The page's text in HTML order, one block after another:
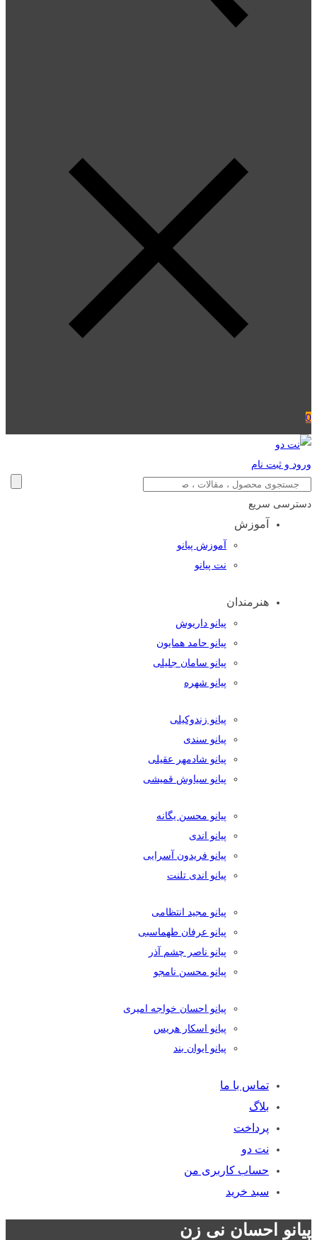
0
ورود و ثبت نام
دسترسی سریع
آموزش
آموزش پیانو
نت پیانو
هنرمندان
پیانو داریوش
پیانو حامد همایون
پیانو سامان جلیلی
پیانو شهره
پیانو زندوکیلی
پیانو سندی
پیانو شادمهر عقیلی
پیانو سیاوش قمیشی
پیانو محسن یگانه
پیانو اندی
پیانو فریدون آسرایی
پیانو اندی تلنت
پیانو مجید انتظامی
پیانو عرفان طهماسبی
پیانو ناصر چشم آذر
پیانو محسن نامجو
پیانو احسان خواجه امیری
پیانو اسکار هریس
پیانو ایوان بند
تماس با ما
بلاگ
پرداخت
نت دو
حساب کاربری من
سبد خرید
پیانو احسان نی زن